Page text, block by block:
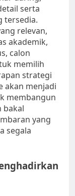
serta
tersedia.
relevan,
akademik,
calon
memilih
strategi
akan menjadi
membangun
bakal
yang
segala